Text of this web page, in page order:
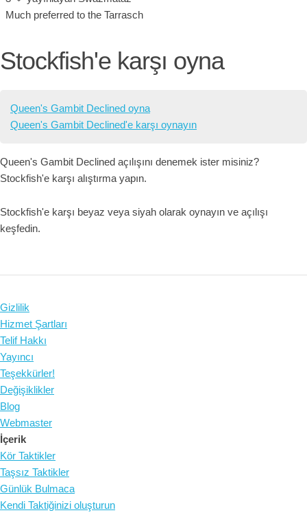
Much preferred to the Tarrasch
Stockfish'e karşı oyna
Queen's Gambit Declined oyna
Queen's Gambit Declined'e karşı oynayın
Queen's Gambit Declined açılışını denemek ister misiniz?
Stockfish'e karşı alıştırma yapın.
Stockfish'e karşı beyaz veya siyah olarak oynayın ve açılışı
keşfedin.
Gizlilik
Hizmet Şartları
Telif Hakkı
Yayıncı
Teşekkürler!
Değişiklikler
Blog
Webmaster
İçerik
Kör Taktikler
Taşsız Taktikler
Günlük Bulmaca
Kendi Taktiğinizi oluşturun